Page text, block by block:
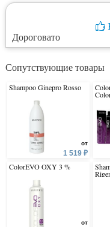
Дороговато
Сопутствующие товары
Shampoo Ginepro Rosso
от
1 519 ₽
ColorEVO OXY 3 %
от